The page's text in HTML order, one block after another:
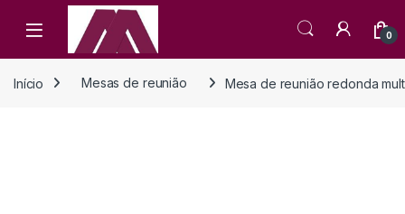
Open 0
Início Mesas de reunião Mesa de reunião redonda